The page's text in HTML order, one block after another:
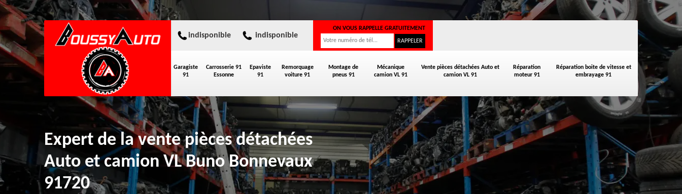
Garagiste
91
Carrosserie 91
Essonne
Epaviste
91
Remorquage
voiture 91
Montage de
pneus 91
Mécanique
camion VL 91
Vente pièces détachées Auto et
camion VL 91
Réparation
moteur 91
Réparation boite de vitesse et
embrayage 91
indisponible indisponible
ON VOUS RAPPELLE GRATUITEMENT
Expert de la vente pièces détachées
Auto et camion VL Buno Bonnevaux
91720